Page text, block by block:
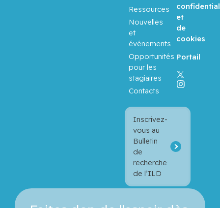
Inscrivez-
vous au
Bulletin
de
recherche
de l’ILD
Ressources
Nouvelles
et
événements
Opportunités
pour les
stagiaires
Contacts
et
de
cookies
Portail